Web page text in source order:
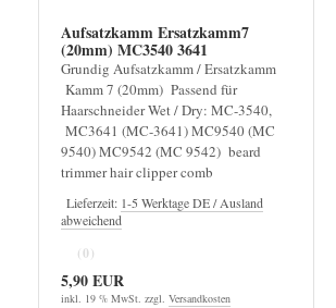
Aufsatzkamm Ersatzkamm7
(20mm) MC3540 3641
Grundig Aufsatzkamm / Ersatzkamm
Kamm 7 (20mm) Passend für
Haarschneider Wet / Dry: MC-3540,
MC3641 (MC-3641) MC9540 (MC
9540) MC9542 (MC 9542) beard
trimmer hair clipper comb
Lieferzeit: 1-5 Werktage DE / Ausland
abweichend
(0)
5,90 EUR
inkl. 19 % MwSt. zzgl. Versandkosten